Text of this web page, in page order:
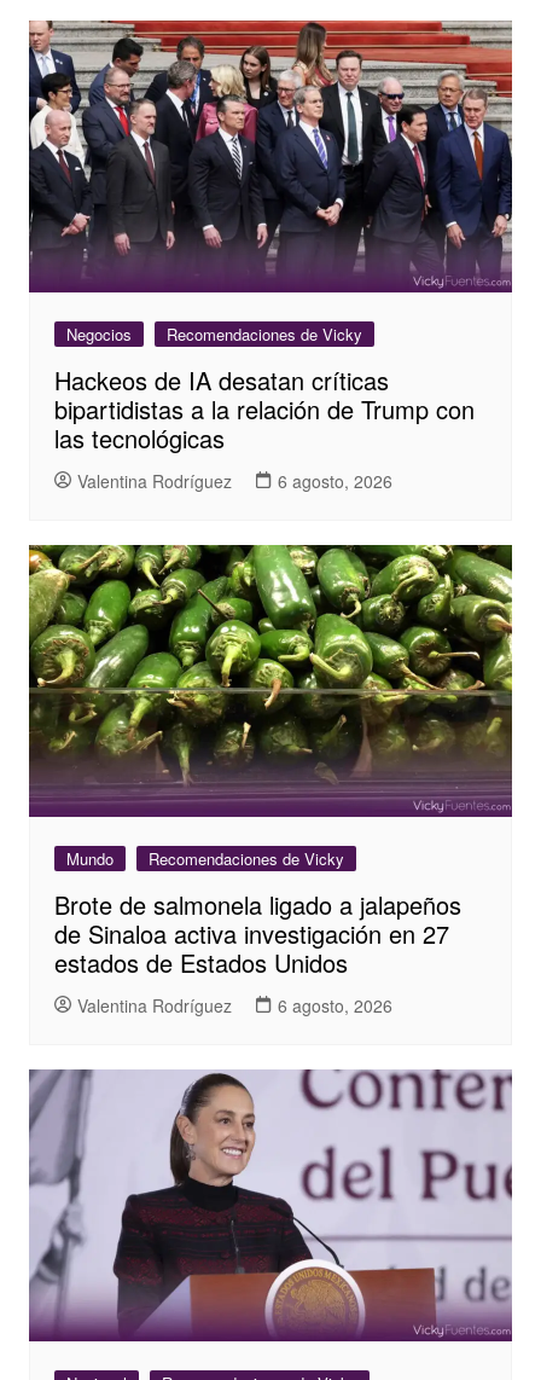
Negocios Recomendaciones de Vicky
Hackeos de IA desatan críticas
bipartidistas a la relación de Trump con
las tecnológicas
Valentina Rodríguez 6 agosto, 2026
Mundo Recomendaciones de Vicky
Brote de salmonela ligado a jalapeños
de Sinaloa activa investigación en 27
estados de Estados Unidos
Valentina Rodríguez 6 agosto, 2026